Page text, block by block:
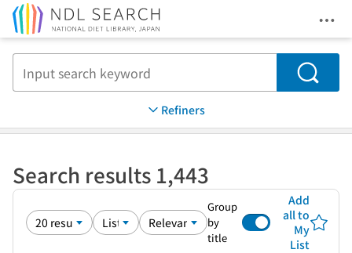
Search
Refiners
Search results 1,443
Group
by
title
Add
all to
My
List